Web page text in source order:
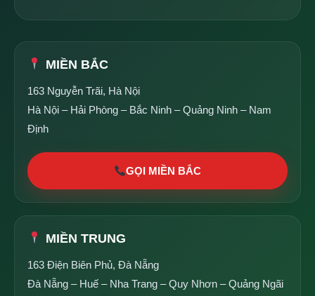
MIỀN BẮC
163 Nguyễn Trãi, Hà Nội
Hà Nội – Hải Phòng – Bắc Ninh – Quảng Ninh – Nam
Định
GỌI MIỀN BẮC
MIỀN TRUNG
163 Điện Biên Phủ, Đà Nẵng
Đà Nẵng – Huế – Nha Trang – Quy Nhơn – Quảng Ngãi